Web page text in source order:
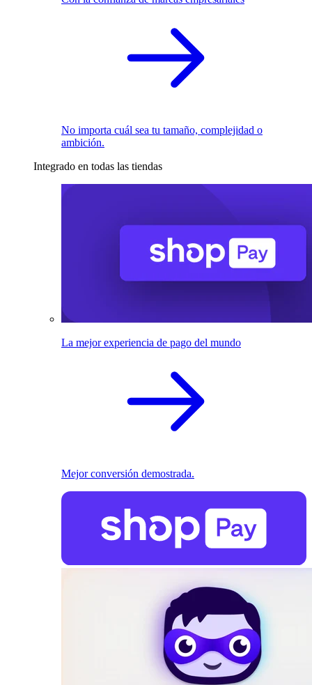
No importa cuál sea tu tamaño, complejidad o
ambición.
Integrado en todas las tiendas
La mejor experiencia de pago del mundo
Mejor conversión demostrada.